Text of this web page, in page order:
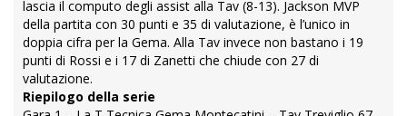
lascia il computo degli assist alla Tav (8-13). Jackson MVP
della partita con 30 punti e 35 di valutazione, è l’unico in
doppia cifra per la Gema. Alla Tav invece non bastano i 19
punti di Rossi e i 17 di Zanetti che chiude con 27 di
valutazione.
Riepilogo della serie